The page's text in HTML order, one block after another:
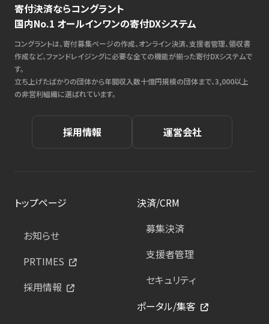
寄付決済ならコングラント
国内No.1 オールインワンの寄付DXシステム
コングラントは、寄付募集ページの作成、オンライン決済、支援者管理、領収書
作成など、ファンドレイジングに必要な全ての機能が揃った寄付DXシステムで
す。
立ち上げたばかりの団体から年間収入数十億円規模の団体まで、3,000以上
の非営利組織に選ばれています。
採用情報 運営会社
トップページ
お知らせ
PRTIMES
採用情報
決済/CRM
募集決済
支援者管理
セキュリティ
ポータル/集客